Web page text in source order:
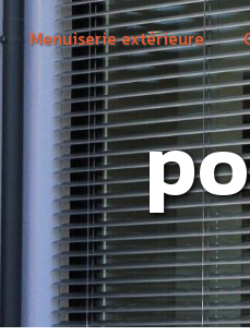
Menuiserie extérieure